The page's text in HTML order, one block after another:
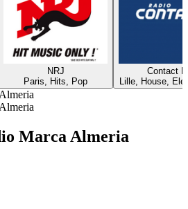
NRJ
Paris, Hits, Pop
Contact
Lille, House,
Marca Almeria